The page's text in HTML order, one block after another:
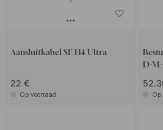
Aansluitkabel SE H4 Ultra
22 €
Op voorraad Op